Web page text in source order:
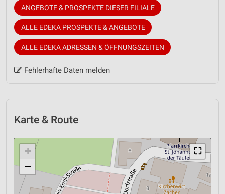
ANGEBOTE & PROSPEKTE DIESER FILIALE
ALLE EDEKA PROSPEKTE & ANGEBOTE
ALLE EDEKA ADRESSEN & ÖFFNUNGSZEITEN
Fehlerhafte Daten melden
Karte & Route
⛶
+
−